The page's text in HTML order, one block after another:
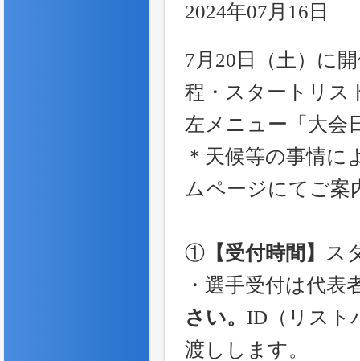
2024年07月16日
7月20日（土）に
程・スタートリス
左メニュー「大会
＊天候等の事情に
ムページにてご案
① 【受付時間】
ス
・選手受付は代表
さい。 ID（リスト
渡しします。